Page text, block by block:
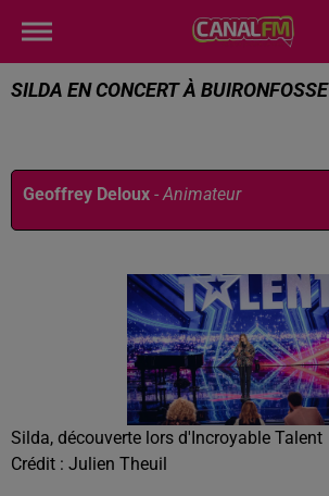
SILDA EN CONCERT À BUIRONFOSSE
Geoffrey Deloux -Animateur
Silda, découverte lors d'Incroyable Talent
Crédit : Julien Theuil